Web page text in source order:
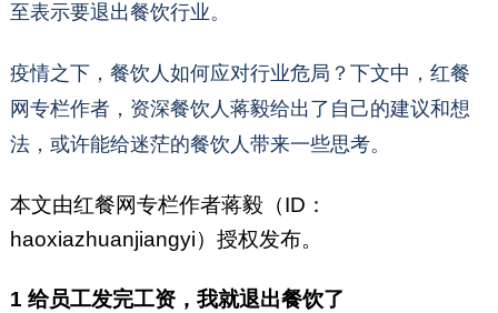
至表示要退出餐饮行业。
疫情之下，餐饮人如何应对行业危局？下文中，红餐
网专栏作者，资深餐饮人蒋毅给出了自己的建议和想
法，或许能给迷茫的餐饮人带来一些思考。
本文由红餐网专栏作者蒋毅（ID：
haoxiazhuanjiangyi）授权发布。
1 给员工发完工资，我就退出餐饮了